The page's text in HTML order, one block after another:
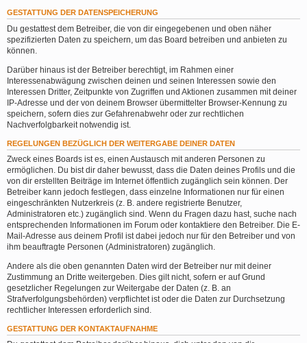
GESTATTUNG DER DATENSPEICHERUNG
Du gestattest dem Betreiber, die von dir eingegebenen und oben näher
spezifizierten Daten zu speichern, um das Board betreiben und anbieten zu
können.
Darüber hinaus ist der Betreiber berechtigt, im Rahmen einer
Interessenabwägung zwischen deinen und seinen Interessen sowie den
Interessen Dritter, Zeitpunkte von Zugriffen und Aktionen zusammen mit deiner
IP-Adresse und der von deinem Browser übermittelter Browser-Kennung zu
speichern, sofern dies zur Gefahrenabwehr oder zur rechtlichen
Nachverfolgbarkeit notwendig ist.
REGELUNGEN BEZÜGLICH DER WEITERGABE DEINER DATEN
Zweck eines Boards ist es, einen Austausch mit anderen Personen zu
ermöglichen. Du bist dir daher bewusst, dass die Daten deines Profils und die
von dir erstellten Beiträge im Internet öffentlich zugänglich sein können. Der
Betreiber kann jedoch festlegen, dass einzelne Informationen nur für einen
eingeschränkten Nutzerkreis (z. B. andere registrierte Benutzer,
Administratoren etc.) zugänglich sind. Wenn du Fragen dazu hast, suche nach
entsprechenden Informationen im Forum oder kontaktiere den Betreiber. Die E-
Mail-Adresse aus deinem Profil ist dabei jedoch nur für den Betreiber und von
ihm beauftragte Personen (Administratoren) zugänglich.
Andere als die oben genannten Daten wird der Betreiber nur mit deiner
Zustimmung an Dritte weitergeben. Dies gilt nicht, sofern er auf Grund
gesetzlicher Regelungen zur Weitergabe der Daten (z. B. an
Strafverfolgungsbehörden) verpflichtet ist oder die Daten zur Durchsetzung
rechtlicher Interessen erforderlich sind.
GESTATTUNG DER KONTAKTAUFNAHME